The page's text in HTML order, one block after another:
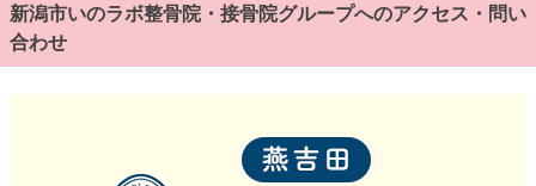
新潟市いのラボ整骨院・接骨院グループへのアクセス・問い
合わせ